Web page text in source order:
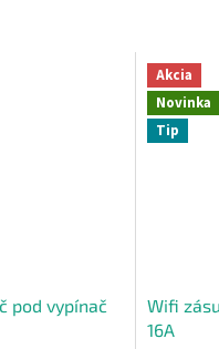
pod vypínač
Akcia
Novinka
Tip
Wifi
16A